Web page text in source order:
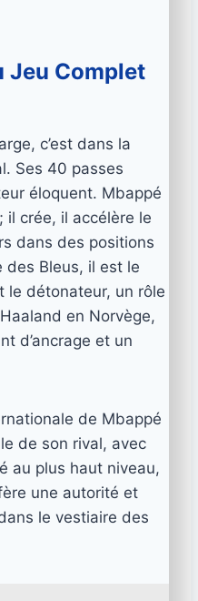
Jeu Complet
c’est dans la
Ses 40 passes
éloquent. Mbappé
il crée, il accélère le
dans des positions
des Bleus, il est le
le détonateur, un rôle
en Norvège,
d’ancrage et un
de Mbappé
de son rival, avec
au plus haut niveau,
une autorité et
le vestiaire des